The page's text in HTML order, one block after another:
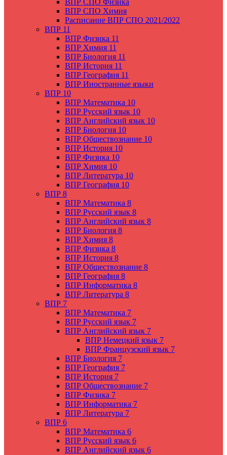
ВПР СПО Физика
ВПР СПО Химия
Расписание ВПР СПО 2021/2022
ВПР 11
ВПР Физика 11
ВПР Химия 11
ВПР Биология 11
ВПР История 11
ВПР География 11
ВПР Иностранные языки
ВПР 10
ВПР Математика 10
ВПР Русский язык 10
ВПР Английский язык 10
ВПР Биология 10
ВПР Обществознание 10
ВПР История 10
ВПР Физика 10
ВПР Химия 10
ВПР Литература 10
ВПР География 10
ВПР 8
ВПР Математика 8
ВПР Русский язык 8
ВПР Английский язык 8
ВПР Биология 8
ВПР Химия 8
ВПР Физика 8
ВПР История 8
ВПР Обществознание 8
ВПР География 8
ВПР Информатика 8
ВПР Литература 8
ВПР 7
ВПР Математика 7
ВПР Русский язык 7
ВПР Английский язык 7
ВПР Немецкий язык 7
ВПР Французский язык 7
ВПР Биология 7
ВПР География 7
ВПР История 7
ВПР Обществознание 7
ВПР Физика 7
ВПР Информатика 7
ВПР Литература 7
ВПР 6
ВПР Математика 6
ВПР Русский язык 6
ВПР Английский язык 6